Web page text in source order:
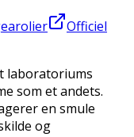
Officiel
laboratoriums
som et andets.
en smule
og